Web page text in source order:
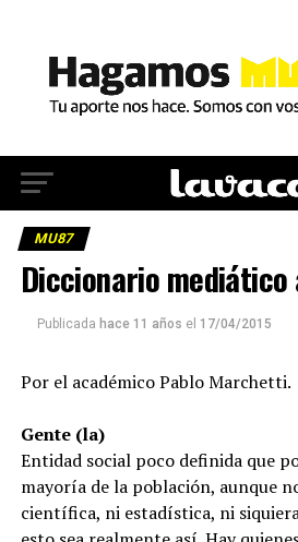
MU87
Diccionario
Publicada hace 11 años el 17/04/2015
Por el académico Pablo Marchetti.
Gente (la)
Entidad social poco definida que
mayoría de la población, aunque
científica, ni estadística, ni